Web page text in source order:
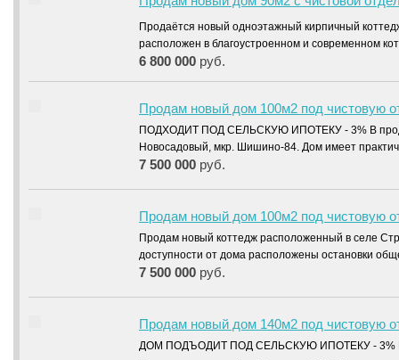
Продаётся новый одноэтажный кирпичный
расположен в благоустроенном и современном
6 800 000 руб.
Продам новый дом 100м2 под чистовую
ПОДХОДИТ ПОД СЕЛЬСКУЮ ИПОТЕКУ - 3% В
Новосадовый, мкр. Шишино-84. Дом имеет
7 500 000 руб.
Продам новый дом 100м2 под чистовую
Продам новый коттедж расположенный в селе
доступности от дома расположены остановки
7 500 000 руб.
Продам новый дом 140м2 под чистовую
ДОМ ПОДЪОДИТ ПОД СЕЛЬСКУЮ ИПОТЕКУ - 3%